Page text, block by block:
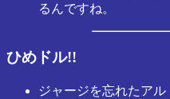
るんですね。
ひめドル!!
ジャージを忘れたア